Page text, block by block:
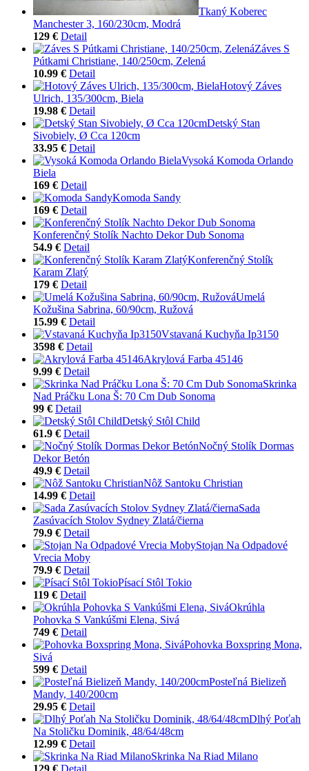
Tkaný Koberec
Manchester 3, 160/230cm, Modrá
129 € Detail
Záves S
Pútkami Christiane, 140/250cm, Zelená
10.99 € Detail
Hotový Záves
Ulrich, 135/300cm, Biela
19.98 € Detail
Detský Stan
Sivobiely, Ø Cca 120cm
33.95 € Detail
Vysoká Komoda Orlando
Biela
169 € Detail
Komoda Sandy
169 € Detail
Konferenčný Stolík Nachto Dekor Dub Sonoma
54.9 € Detail
Konferenčný Stolík
Karam Zlatý
179 € Detail
Umelá
Kožušina Sabrina, 60/90cm, Ružová
15.99 € Detail
Vstavaná Kuchyňa Ip3150
3598 € Detail
Akrylová Farba 45146
9.99 € Detail
Skrinka
Nad Práčku Lona Š: 70 Cm Dub Sonoma
99 € Detail
Detský Stôl Child
61.9 € Detail
Nočný Stolík Dormas
Dekor Betón
49.9 € Detail
Nôž Santoku Christian
14.99 € Detail
Sada
Zasúvacích Stolov Sydney Zlatá/čierna
79.9 € Detail
Stojan Na Odpadové
Vrecia Moby
79.9 € Detail
Písací Stôl Tokio
119 € Detail
Okrúhla
Pohovka S Vankúšmi Elena, Sivá
749 € Detail
Pohovka Boxspring Mona,
Sivá
599 € Detail
Posteľná Bielizeň
Mandy, 140/200cm
29.95 € Detail
Dlhý Poťah
Na Stoličku Dominik, 48/64/48cm
12.99 € Detail
Skrinka Na Riad Milano
129 € Detail